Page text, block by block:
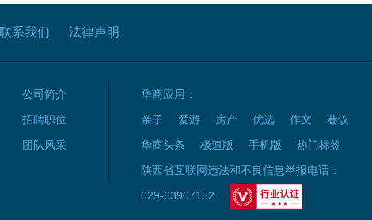
联系我们 法律声明
公司简介
招聘职位
团队风采
华商应用：
亲子
爱游 房产 优选 作文
巷议
华商头条
极速版 手机版
热门标签
陕西省互联网违法和不良信息举报电话：
029-63907152